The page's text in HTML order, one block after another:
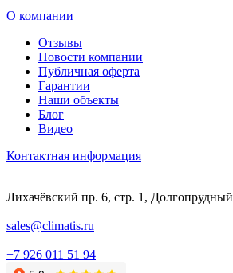
О компании
Отзывы
Новости компании
Публичная оферта
Гарантии
Наши объекты
Блог
Видео
Контактная информация
Лихачёвский пр. 6, стр. 1, Долгопрудный
sales@climatis.ru
+7 926 011 51 94